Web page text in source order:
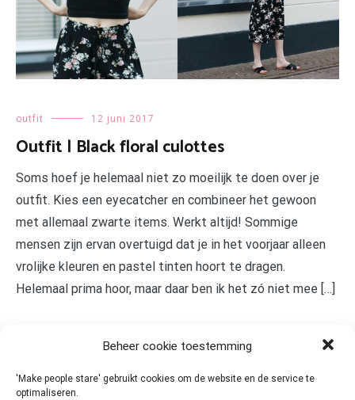
Beheer cookie toestemming
'Make people stare' gebruikt cookies om de website en de service te
optimaliseren.
outfit 12 juni 2017
Outfit | Black floral culottes
Soms hoef je helemaal niet zo moeilijk te doen over je
outfit. Kies een eyecatcher en combineer het gewoon
met allemaal zwarte items. Werkt altijd! Sommige
mensen zijn ervan overtuigd dat je in het voorjaar alleen
vrolijke kleuren en pastel tinten hoort te dragen.
Helemaal prima hoor, maar daar ben ik het zó niet mee […]